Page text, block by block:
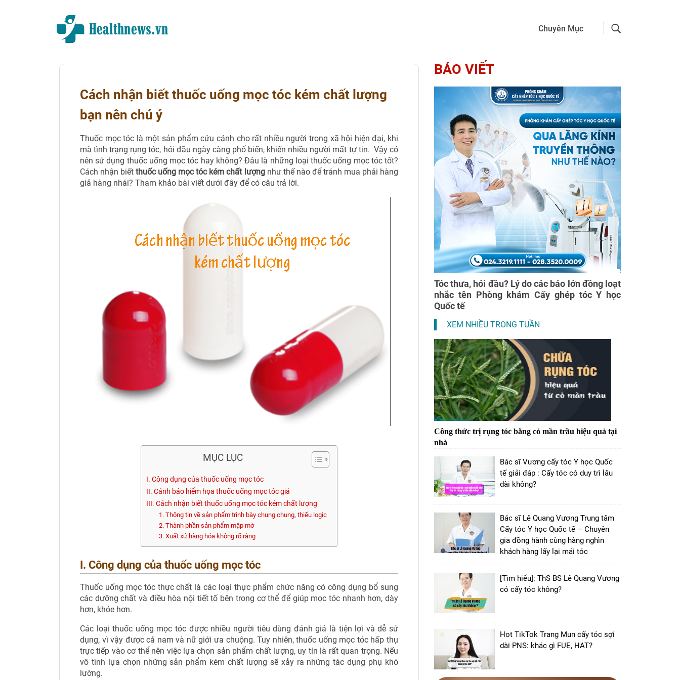
Chuyên Mục
Cách nhận biết thuốc uống mọc tóc kém chất lượng
bạn nên chú ý
Thuốc mọc tóc là một sản phẩm cứu cánh cho rất nhiều người trong xã hội hiện đại, khi
mà tình trạng rụng tóc, hói đầu ngày càng phổ biến, khiến nhiều người mất tự tin. Vậy có
nên sử dụng thuốc uống mọc tóc hay không? Đâu là những loại thuốc uống mọc tóc tốt?
Cách nhận biếtthuốc uống mọc tóc kém chất lượngnhư thế nào để tránh mua phải hàng
giả hàng nhái? Tham khảo bài viết dưới đây để có câu trả lời.
MỤC LỤC
I. Công dụng của thuốc uống mọc tóc
II. Cảnh báo hiểm họa thuốc uống mọc tóc giả
III. Cách nhận biết thuốc uống mọc tóc kém chất lượng
1. Thông tin về sản phẩm trình bày chung chung, thiếu logic
2. Thành phần sản phẩm mập mờ
3. Xuất xứ hàng hóa không rõ ràng
I. Công dụng của thuốc uống mọc tóc
Thuốc uống mọc tóc thực chất là các loại thực phẩm chức năng có công dụng bổ sung
các dưỡng chất và điều hòa nội tiết tố bên trong cơ thể để giúp mọc tóc nhanh hơn, dày
hơn, khỏe hơn.
Các loại thuốc uống mọc tóc được nhiều người tiêu dùng đánh giá là tiện lợi và dễ sử
dụng, vì vậy được cả nam và nữ giới ưa chuộng. Tuy nhiên, thuốc uống mọc tóc hấp thụ
trực tiếp vào cơ thể nên việc lựa chọn sản phẩm chất lượng, uy tín là rất quan trọng. Nếu
vô tình lựa chọn những sản phẩm kém chất lượng sẽ xảy ra những tác dụng phụ khó
lường.
BÁO VIẾT
Tóc thưa, hói đầu? Lý do các báo lớn đồng loạt
nhắc tên Phòng khám Cấy ghép tóc Y học
Quốc tế
XEM NHIỀU TRONG TUẦN
Công thức trị rụng tóc bằng cỏ mần trầu hiệu quả tại
nhà
Bác sĩ Vương cấy tóc Y học Quốc
tế giải đáp : Cấy tóc có duy trì lâu
dài không?
Bác sĩ Lê Quang Vương Trung tâm
Cấy tóc Y học Quốc tế – Chuyên
gia đồng hành cùng hàng nghìn
khách hàng lấy lại mái tóc
[Tìm hiểu]: ThS BS Lê Quang Vương
có cấy tóc không?
Hot TikTok Trang Mun cấy tóc sợi
dài PNS: khác gì FUE, HAT?